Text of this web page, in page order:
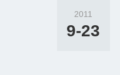
2011
9-23